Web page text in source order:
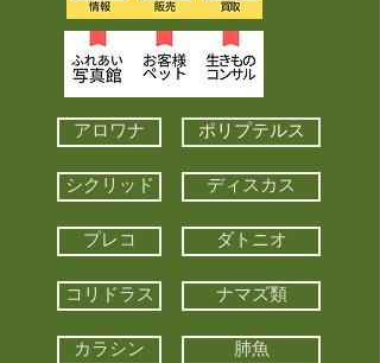
アロワナ ポリプテルス
シクリッド ディスカス
プレコ ダトニオ
コリドラス ナマズ類
カラシン 肺魚